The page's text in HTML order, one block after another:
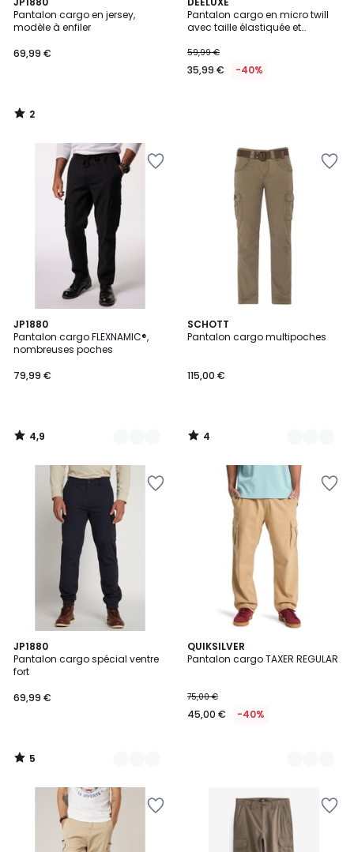
Pantalon cargo en jersey,
modèle à enfiler
69,99 €
/
5
2
/
Pantalon cargo en micro twill
avec taille élastiquée et
glissière AMADOR
59,99 €
35,99 € -40%
JP1880
Pantalon cargo FLEXNAMIC®,
nombreuses poches
79,99 €
4,9
/ 5
3
Couleurs
4,9
/
SCHOTT
Pantalon cargo multipoches
115,00 €
4
/
5
Couleurs
4
/
JP1880
Pantalon cargo spécial ventre
fort
69,99 €
5
/
5
3
Couleurs
5
/
QUIKSILVER
Pantalon cargo TAXER REGULAR
75,00 €
45,00 € -40%
2
Couleurs